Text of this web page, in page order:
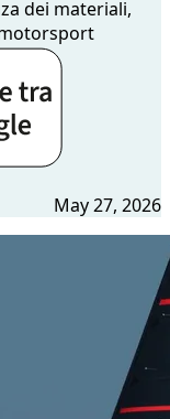
dei materiali,
May 27, 2026